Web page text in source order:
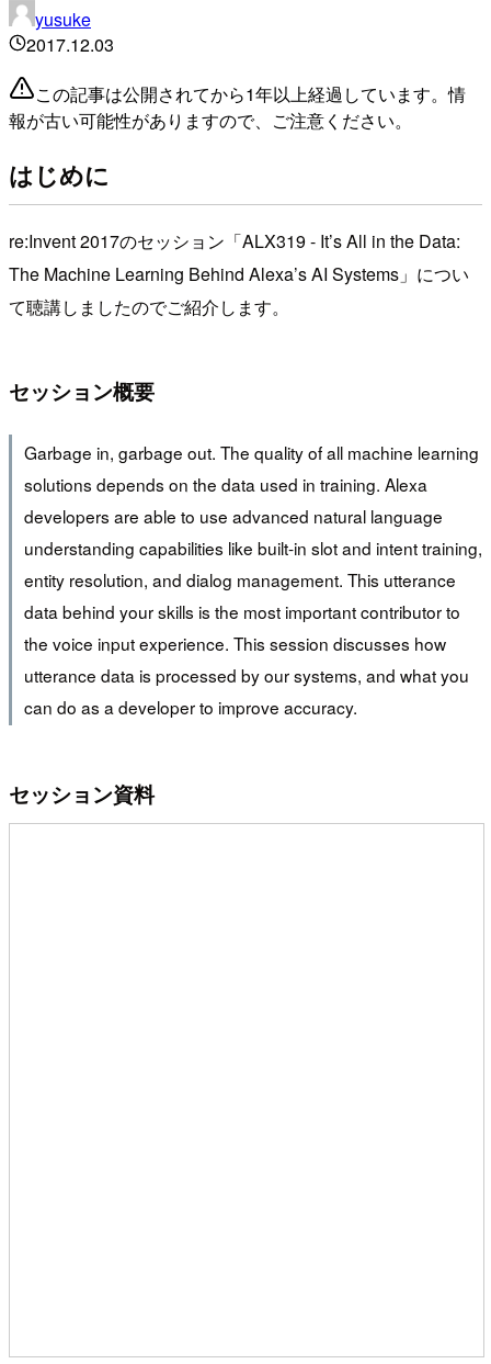
yusuke
2017.12.03
この記事は公開されてから1年以上経過しています。情
報が古い可能性がありますので、ご注意ください。
はじめに
re:Invent 2017のセッション「ALX319 - It’s All in the Data:
The Machine Learning Behind Alexa’s AI Systems」につい
て聴講しましたのでご紹介します。
セッション概要
Garbage in, garbage out. The quality of all machine learning
solutions depends on the data used in training. Alexa
developers are able to use advanced natural language
understanding capabilities like built-in slot and intent training,
entity resolution, and dialog management. This utterance
data behind your skills is the most important contributor to
the voice input experience. This session discusses how
utterance data is processed by our systems, and what you
can do as a developer to improve accuracy.
セッション資料